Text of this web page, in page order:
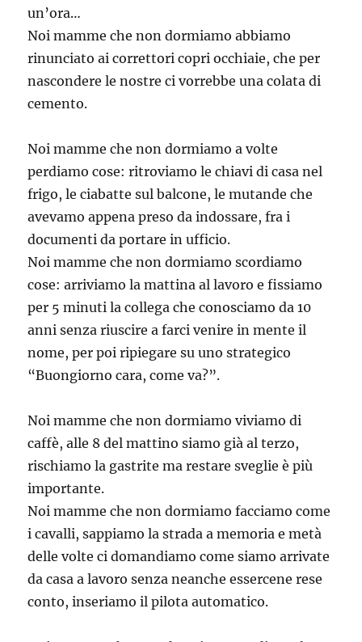
un’ora…
Noi mamme che non dormiamo abbiamo
rinunciato ai correttori copri occhiaie, che per
nascondere le nostre ci vorrebbe una colata di
cemento.
Noi mamme che non dormiamo a volte
perdiamo cose: ritroviamo le chiavi di casa nel
frigo, le ciabatte sul balcone, le mutande che
avevamo appena preso da indossare, fra i
documenti da portare in ufficio.
Noi mamme che non dormiamo scordiamo
cose: arriviamo la mattina al lavoro e fissiamo
per 5 minuti la collega che conosciamo da 10
anni senza riuscire a farci venire in mente il
nome, per poi ripiegare su uno strategico
“Buongiorno cara, come va?”.
Noi mamme che non dormiamo viviamo di
caffè, alle 8 del mattino siamo già al terzo,
rischiamo la gastrite ma restare sveglie è più
importante.
Noi mamme che non dormiamo facciamo come
i cavalli, sappiamo la strada a memoria e metà
delle volte ci domandiamo come siamo arrivate
da casa a lavoro senza neanche essercene rese
conto, inseriamo il pilota automatico.